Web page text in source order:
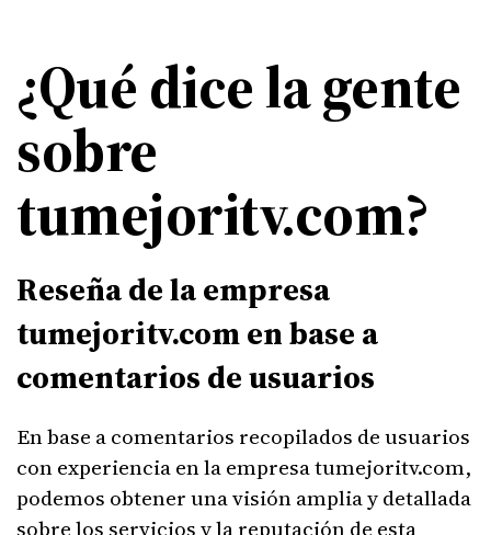
¿Qué dice la gente
sobre
tumejoritv.com?
Reseña de la empresa
tumejoritv.com en base a
comentarios de usuarios
En base a comentarios recopilados de usuarios
con experiencia en la empresa tumejoritv.com,
podemos obtener una visión amplia y detallada
sobre los servicios y la reputación de esta